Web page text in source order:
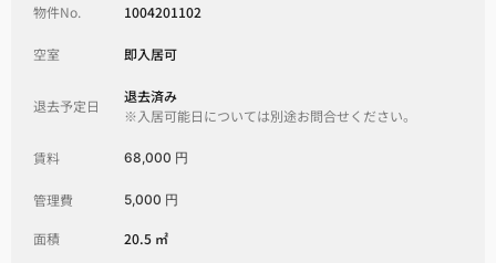
物件No. 1004201102
空室 即入居可
退去予定日
退去済み
※入居可能日については別途お問合せください。
賃料 68,000 円
管理費 5,000 円
面積 20.5 ㎡